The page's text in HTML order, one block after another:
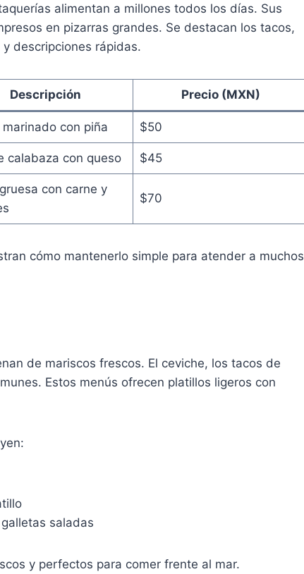
alimentan a millones todos los días. Sus
en pizarras grandes. Se destacan los tacos,
descripciones rápidas.
Descripción Precio (MXN)
marinado con piña $50
calabaza con queso $45
con carne y
$70
cómo mantenerlo simple para atender a muchos
de mariscos frescos. El ceviche, los tacos de
Estos menús ofrecen platillos ligeros con
saladas
y perfectos para comer frente al mar.